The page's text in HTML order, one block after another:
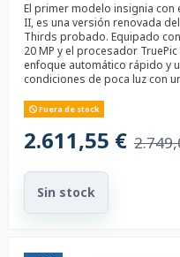
El primer modelo insignia con
II, es una versión renovada
Thirds probado. Equipado
20 MP y el procesador
enfoque automático rápido y
condiciones de poca luz con
Fuera de stock
2.611,55 €
Sin stock